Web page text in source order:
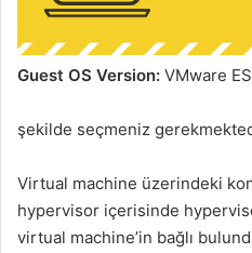
Guest OS Version: VMware
şekilde seçmeniz
Virtual machine üzerindeki
hypervisor içerisinde
virtual machine’in bağlı